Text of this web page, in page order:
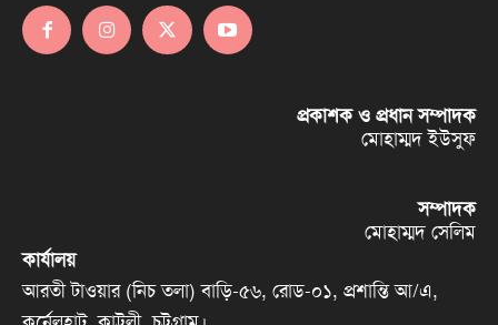
প্রকাশক ও প্রধান সম্পাদক
মোহাম্মদ ইউসুফ
সম্পাদক
মোহাম্মদ সেলিম
কার্যালয়
আরতী টাওয়ার (নিচ তলা) বাড়ি-৫৬, রোড-০১, প্রশান্তি আ/এ,